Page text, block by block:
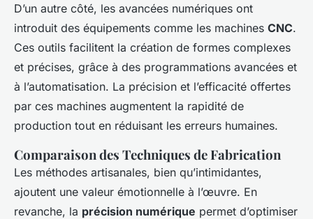
D’un autre côté, les avancées numériques ont
introduit des équipements comme les machines CNC.
Ces outils facilitent la création de formes complexes
et précises, grâce à des programmations avancées et
à l’automatisation. La précision et l’efficacité offertes
par ces machines augmentent la rapidité de
production tout en réduisant les erreurs humaines.
Comparaison des Techniques de Fabrication
Les méthodes artisanales, bien qu’intimidantes,
ajoutent une valeur émotionnelle à l’œuvre. En
revanche, la précision numérique permet d’optimiser